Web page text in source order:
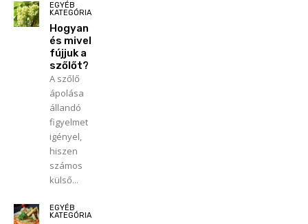
EGYÉB
KATEGÓRIA
Hogyan
és mivel
fújjuk a
szőlőt?
A szőlő
ápolása
állandó
figyelmet
igényel,
hiszen
számos
külső...
EGYÉB
KATEGÓRIA